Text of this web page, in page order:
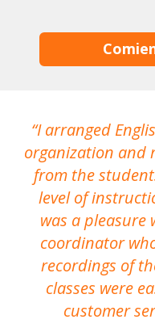
I arranged
organization and
from the
level of
was a pleasure
coordinator
recordings of
classes were
customer